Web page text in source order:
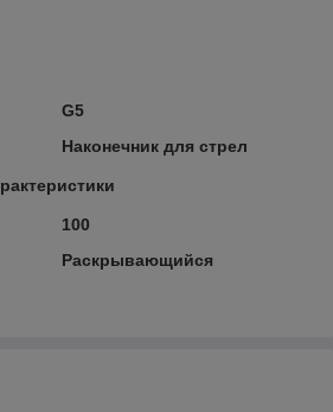
G5
Наконечник для стрел
100
Раскрывающийся